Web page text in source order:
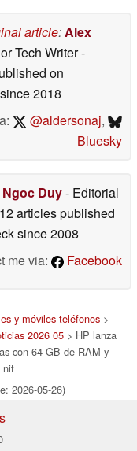
article:Alex
Tech Writer-
on
since 2018
@aldersonaj,
Bluesky
Duy- Editorial
articles published
since 2008
me via:
Facebook
y móviles teléfonos >
2026 05 > HP lanza
con 64 GB de RAM y
nit
2026-05-26)